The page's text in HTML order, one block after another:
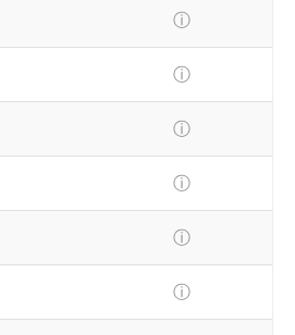
ⓘ
ⓘ
ⓘ
ⓘ
ⓘ
ⓘ